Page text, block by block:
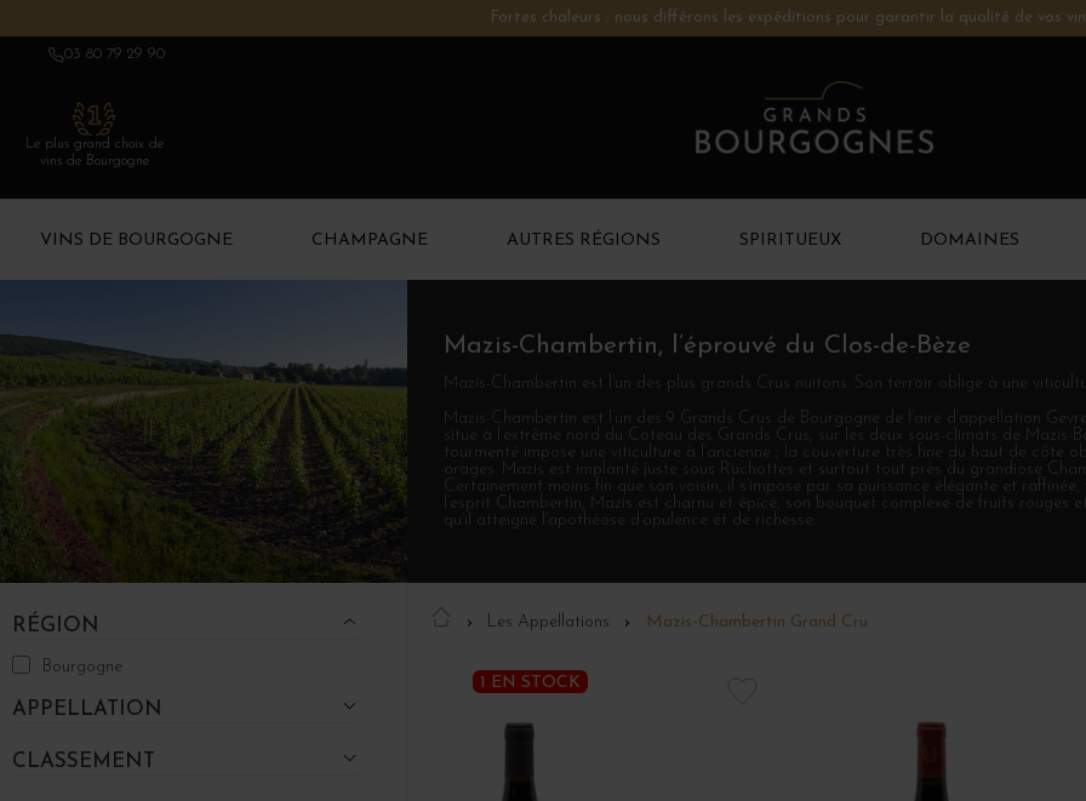
Fortes chaleurs : nous différons les expéditions pour garantir la qualité de vos
03 80 79 29 90
Le plus grand choix de
vins de Bourgogne
VINS DE BOURGOGNE CHAMPAGNE AUTRES RÉGIONS SPIRITUEUX DOMAINES
Mazis-Chambertin, l’éprouvé du Clos-de-Bèze
Mazis-Chambertin est l’un des plus grands Crus nuitons. Son terroir oblige à une
Mazis-Chambertin est l’un des 9 Grands Crus de Bourgogne de l’aire d’appellation
situe à l’extrême nord du Coteau des Grands Crus, sur les deux sous-climats de
tourmenté impose une viticulture à l’ancienne ; la couverture très fine du haut de côte
orages. Mazis est implanté juste sous Ruchottes et surtout tout près du grandiose
Certainement moins fin que son voisin, il s’impose par sa puissance élégante et
l’esprit Chambertin, Mazis est charnu et épicé, son bouquet complexe de fruits rouges
qu’il atteigne l’apothéose d’opulence et de richesse.
RÉGION
Bourgogne
APPELLATION
CLASSEMENT
Les Appellations Mazis-Chambertin Grand Cru
1 EN STOCK